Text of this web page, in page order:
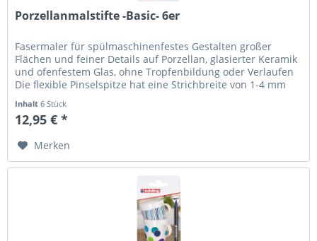
Porzellanmalstifte -Basic- 6er
Fasermaler für spülmaschinenfestes Gestalten großer
Flächen und feiner Details auf Porzellan, glasierter Keramik
und ofenfestem Glas, ohne Tropfenbildung oder Verlaufen
Die flexible Pinselspitze hat eine Strichbreite von 1-4 mm
Inhalt6 Stück
12,95 € *
Merken